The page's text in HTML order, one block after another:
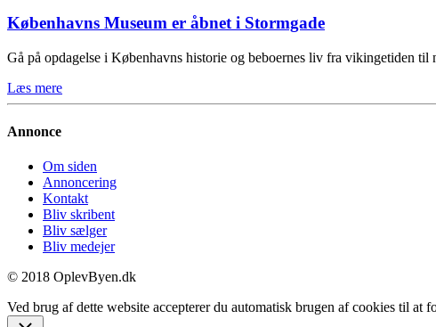
Københavns Museum er åbnet i Stormgade
Gå på opdagelse i Københavns historie og beboernes liv fra vikingetiden
Læs mere
Annonce
Om siden
Annoncering
Kontakt
Bliv skribent
Bliv sælger
Bliv medejer
© 2018 OplevByen.dk
Ved brug af dette website accepterer du automatisk brugen af cookies til at